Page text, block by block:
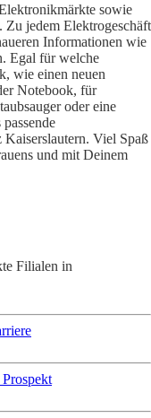
sowie
Zu jedem Elektrogeschäft
Informationen wie
Egal für welche
wie einen neuen
Notebook, für
oder eine
Viel Spaß
und mit Deinem
Filialen in